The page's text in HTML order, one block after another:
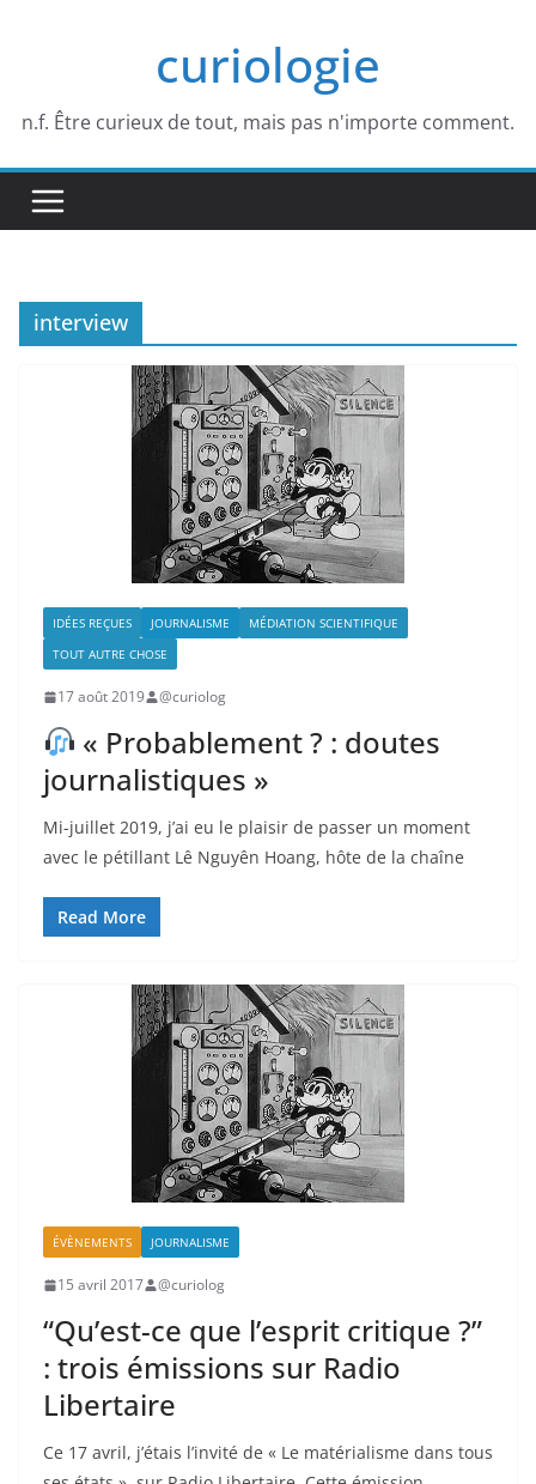
curiologie
n.f. Être curieux de tout, mais pas n'importe comment.
interview
IDÉES REÇUES JOURNALISME
MÉDIATION SCIENTIFIQUE
TOUT AUTRE CHOSE
17 août 2019 @curiolog
« Probablement ? : doutes
journalistiques »
Mi-juillet 2019, j’ai eu le plaisir de passer un moment
avec le pétillant Lê Nguyên Hoang, hôte de la chaîne
Read More
ÉVÈNEMENTS JOURNALISME
15 avril 2017 @curiolog
“Qu’est-ce que l’esprit critique ?”
: trois émissions sur Radio
Libertaire
Ce 17 avril, j’étais l’invité de « Le matérialisme dans tous